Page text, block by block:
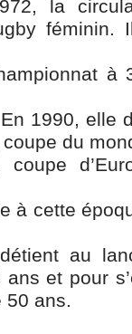
la
1990, elle
du
à cette
au
et pour
50 ans.